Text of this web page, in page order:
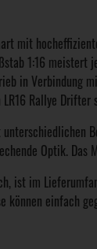
mit
1:16
in Verbindung
Rallye Drifter
Optik.
ist im
können einfach